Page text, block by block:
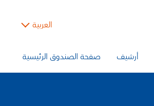
العربية
أرشيف صفحة الصندوق الرئيسية